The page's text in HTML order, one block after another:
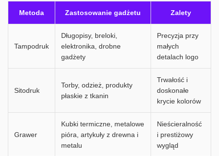
Metoda Zastosowanie gadżetu Zalety
Tampodruk
Długopisy, breloki,
elektronika, drobne
gadżety
Precyzja przy
małych
detalach logo
Sitodruk
Torby, odzież, produkty
płaskie z tkanin
Trwałość i
doskonałe
krycie kolorów
Grawer
Kubki termiczne, metalowe
pióra, artykuły z drewna i
metalu
Nieścieralność
i prestiżowy
wygląd